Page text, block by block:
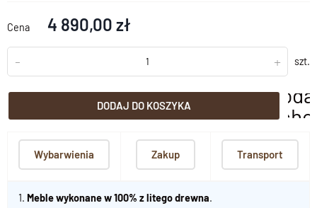
Cena 4 890,00 zł
- + szt.
DODAJ DO KOSZYKA
Wybarwienia Zakup Transport
1. Meble wykonane w 100% z litego drewna.